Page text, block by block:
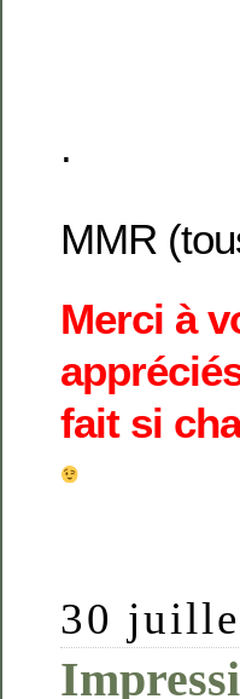
.
MMR
Merci à
fait si
30